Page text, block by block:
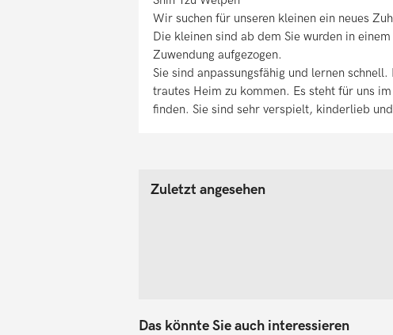
Wir suchen für unseren kleinen ein neues
Die kleinen sind ab dem Sie wurden in
Zuwendung aufgezogen.
Sie sind anpassungsfähig und lernen
trautes Heim zu kommen. Es steht für uns
finden. Sie sind sehr verspielt, kinderlieb
Zuletzt angesehen
Das könnte Sie auch interessieren